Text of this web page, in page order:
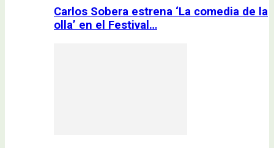
Carlos Sobera estrena ‘La comedia de la
olla’ en el Festival…